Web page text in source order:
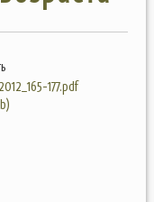
177.pdf